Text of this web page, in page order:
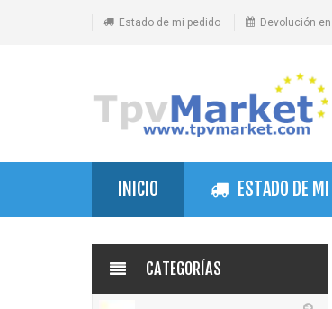
Estado de mi pedido Devolución
INICIO ESTADO DE
CATEGORÍAS